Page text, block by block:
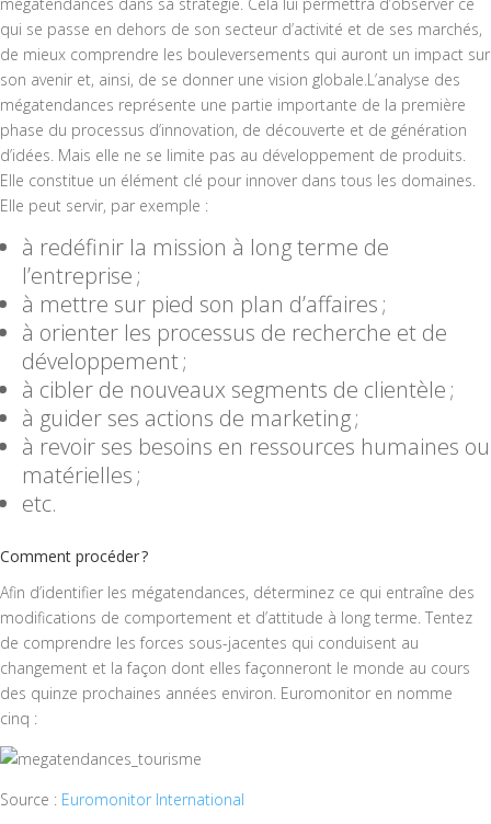
qui se passe en dehors de son secteur d’activité et de ses marchés,
de mieux comprendre les bouleversements qui auront un impact sur
son avenir et, ainsi, de se donner une vision globale.L’analyse des
mégatendances représente une partie importante de la première
phase du processus d’innovation, de découverte et de génération
d’idées. Mais elle ne se limite pas au développement de produits.
Elle constitue un élément clé pour innover dans tous les domaines.
Elle peut servir, par exemple :
à redéfinir la mission à long terme de
l’entreprise ;
à mettre sur pied son plan d’affaires ;
à orienter les processus de recherche et de
développement ;
à cibler de nouveaux segments de clientèle ;
à guider ses actions de marketing ;
à revoir ses besoins en ressources humaines ou
matérielles ;
etc.
Comment procéder ?
Afin d’identifier les mégatendances, déterminez ce qui entraîne des
modifications de comportement et d’attitude à long terme. Tentez
de comprendre les forces sous-jacentes qui conduisent au
changement et la façon dont elles façonneront le monde au cours
des quinze prochaines années environ. Euromonitor en nomme
cinq :
Source : Euromonitor International